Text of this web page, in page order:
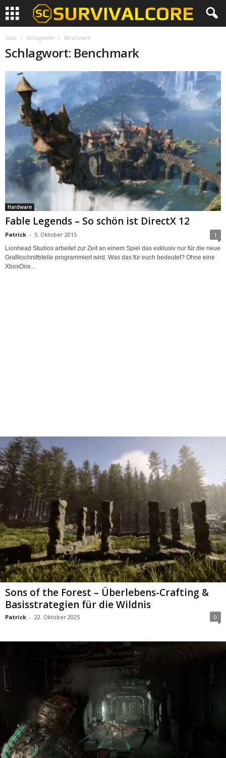
Start Schlagworte Benchmark
Schlagwort: Benchmark
Hardware
Fable Legends – So schön ist DirectX 12
Patrick - 5. Oktober 2015 1
Lionhead Studios arbeitet zur Zeit an einem Spiel das exklusiv nur für die neue
Grafikschnittstelle programmiert wird. Was das für euch bedeutet? Ohne eine
XboxOne...
Sons of the Forest – Überlebens-Crafting &
Basisstrategien für die Wildnis
Patrick - 22. Oktober 2025 0